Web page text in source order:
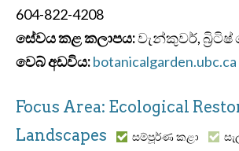
604-822-4208
සේවය කළ කලාපය:වැන්කුවර්,
වෙබ් අඩවිය:botanicalgarden.ubc.ca
Focus Area: Ecological
Landscapes
සම්පූර්ණ කළා